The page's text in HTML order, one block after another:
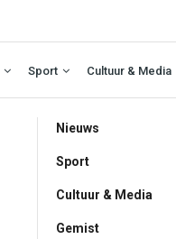
Sport Cultuur & Media
Nieuws
Sport
Cultuur & Media
Gemist